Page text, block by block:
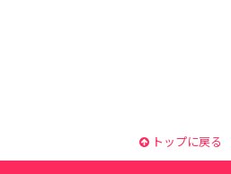
トップに戻る